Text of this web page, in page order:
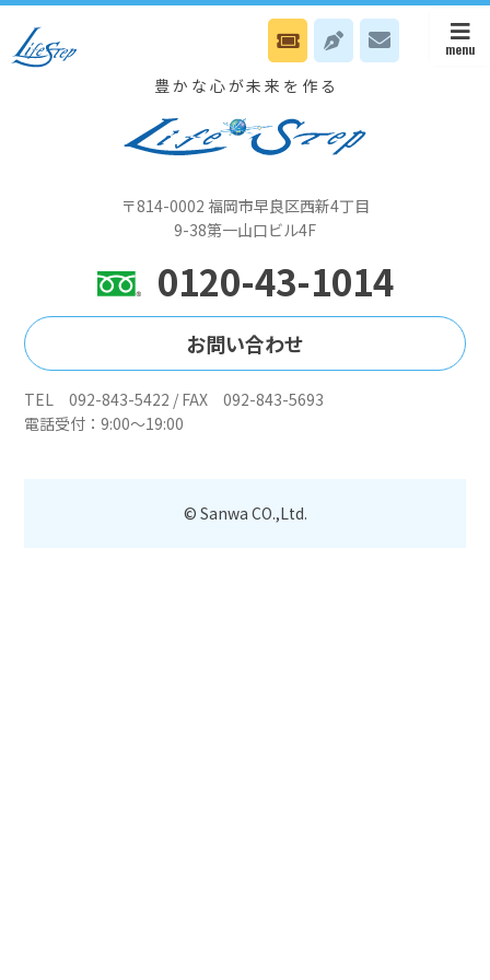
6/30 本部は念導入日です
豊かな心が未来を作る
〒814-0002 福岡市早良区西新4丁目
9-38第一山口ビル4F
0120-43-1014
お問い合わせ
TEL 092-843-5422 / FAX 092-843-5693
電話受付：9:00～19:00
© Sanwa CO.,Ltd.